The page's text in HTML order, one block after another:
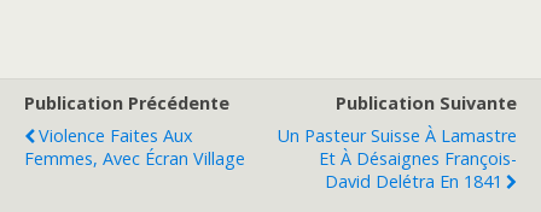
Publication Précédente
Violence Faites Aux
Femmes, Avec Écran Village
Publication Suivante
Un Pasteur Suisse À Lamastre
Et À Désaignes François-
David Delétra En 1841